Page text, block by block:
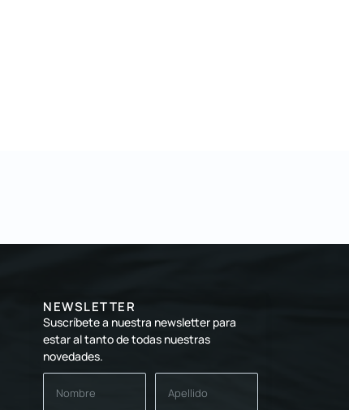
NEWSLETTER
Suscríbete a nuestra newsletter para
estar al tanto de todas nuestras
novedades.